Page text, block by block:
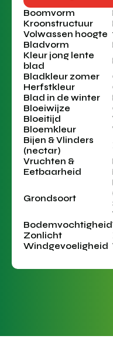
Boomvorm
Kroonstructuur
Volwassen hoogte
Bladvorm
Kleur jong lente
blad
Bladkleur zomer
Herfstkleur
Blad in de winter
Bloeiwijze
Bloeitijd
Bloemkleur
Bijen & Vlinders
(nectar)
Vruchten &
Eetbaarheid
Grondsoort
Bodemvochtigheid
Zonlicht
Windgevoeligheid